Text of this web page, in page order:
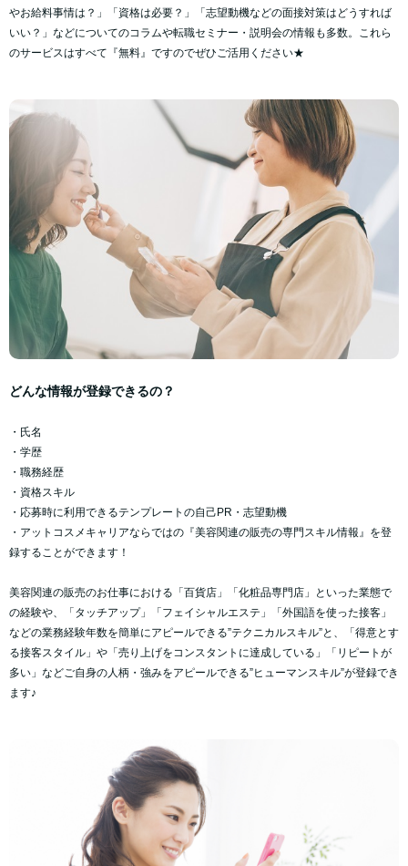
やお給料事情は？」「資格は必要？」「志望動機などの面接対策はどうすれば
いい？」などについてのコラムや転職セミナー・説明会の情報も多数。これら
のサービスはすべて『無料』ですのでぜひご活用ください★
どんな情報が登録できるの？
・氏名
・学歴
・職務経歴
・資格スキル
・応募時に利用できるテンプレートの自己PR・志望動機
・アットコスメキャリアならではの『美容関連の販売の専門スキル情報』 を登
録することができます！
美容関連の販売のお仕事における「百貨店」「化粧品専門店」といった業態で
の経験や、「タッチアップ」「フェイシャルエステ」「外国語を使った接客」
などの業務経験年数を簡単にアピールできる”テクニカルスキル”と、「得意とす
る接客スタイル」や「売り上げをコンスタントに達成している」「リピートが
多い」などご自身の人柄・強みをアピールできる”ヒューマンスキル”が登録でき
ます♪